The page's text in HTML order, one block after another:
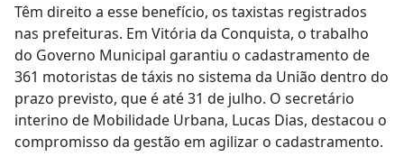
Têm direito a esse benefício, os taxistas registrados
nas prefeituras. Em Vitória da Conquista, o trabalho
do Governo Municipal garantiu o cadastramento de
361 motoristas de táxis no sistema da União dentro do
prazo previsto, que é até 31 de julho. O secretário
interino de Mobilidade Urbana, Lucas Dias, destacou o
compromisso da gestão em agilizar o cadastramento.